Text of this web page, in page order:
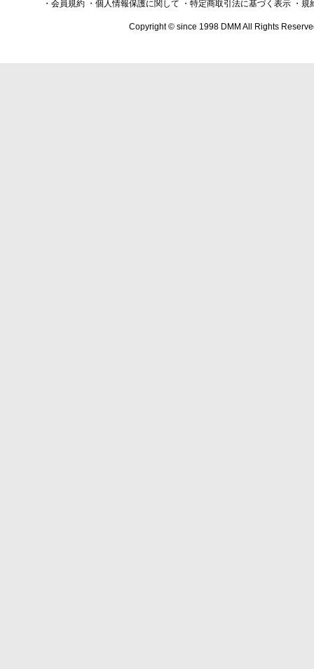
・会員規約 ・個人情報保護に関して ・特定商取引法に基づく表示 ・規
Copyright © since 1998 DMM All Rights